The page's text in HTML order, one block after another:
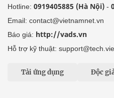
Hotline: 0919405885 (Hà Nội) -
Email: contact@vietnamnet.vn
Báo giá: http://vads.vn
Hỗ trợ kỹ thuật:
Tải ứng dụng Độc